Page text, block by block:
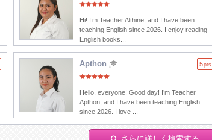
Hi! I’m Teacher Althine, and I have been
teaching English since 2026. I enjoy reading
English books...
Apthon 5pts
Hello, everyone! Good day! I’m Teacher
Apthon, and I have been teaching English
since 2026. I love ...